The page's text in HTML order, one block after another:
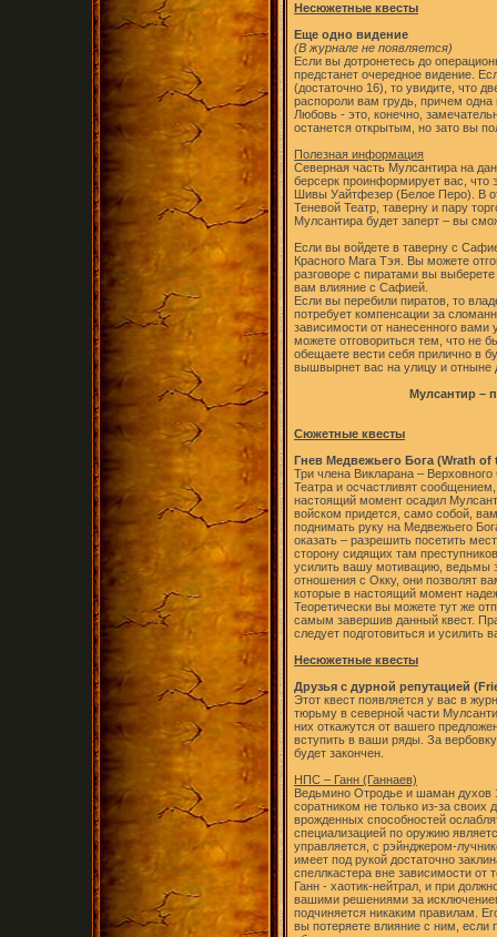
Несюжетные квесты
Еще одно видение
(В журнале не появляется)
Если вы дотронетесь до
предстанет очередное видение.
(достаточно 16), то увидите, что
распороли вам грудь, причем
Любовь - это, конечно,
останется открытым, но зато вы
Полезная информация
Северная часть Мулсантира на
берсерк проинформирует вас, что
Шивы Уайтфезер (Белое Перо). В
Теневой Театр, таверну и пару
Мулсантира будет заперт – вы
Если вы войдете в таверну с
Красного Мага Тэя. Вы можете
разговоре с пиратами вы
вам влияние с Сафией.
Если вы перебили пиратов, то
потребует компенсации за
зависимости от нанесенного
можете отговориться тем, что не
обещаете вести себя прилично в
вышвырнет вас на улицу и отныне
Мулсантир –
Сюжетные квесты
Гнев Медвежьего Бога (Wrath of
Три члена Викларана –
Театра и осчастливят
настоящий момент осадил
войском придется, само собой,
поднимать руку на Медвежьего
оказать – разрешить посетить
сторону сидящих там
усилить вашу мотивацию, ведьмы
отношения с Окку, они позволят
которые в настоящий момент
Теоретически вы можете тут же
самым завершив данный квест.
следует подготовиться и усилить
Несюжетные квесты
Друзья с дурной репутацией
Этот квест появляется у вас в
тюрьму в северной части
них откажутся от вашего
вступить в ваши ряды. За
будет закончен.
НПС – Ганн (Ганнаев)
Ведьмино Отродье и шаман духов
соратником не только из-за своих
врожденных способностей
специализацией по оружию
управляется, с рэйнджером-
имеет под рукой достаточно
спеллкастера вне зависимости от
Ганн - хаотик-нейтрал, и при
вашими решениями за
подчиняется никаким правилам.
вы потеряете влияние с ним, если